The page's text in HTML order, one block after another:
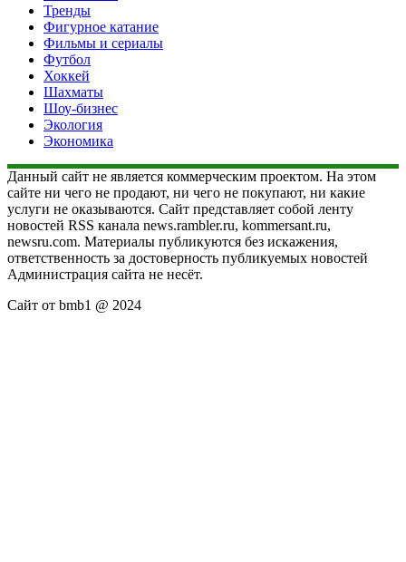
Тренды
Фигурное катание
Фильмы и сериалы
Футбол
Хоккей
Шахматы
Шоу-бизнес
Экология
Экономика
Данный сайт не является коммерческим проектом. На этом
сайте ни чего не продают, ни чего не покупают, ни какие
услуги не оказываются. Сайт представляет собой ленту
новостей RSS канала news.rambler.ru, kommersant.ru,
newsru.com. Материалы публикуются без искажения,
ответственность за достоверность публикуемых новостей
Администрация сайта не несёт.
Сайт от bmb1 @ 2024